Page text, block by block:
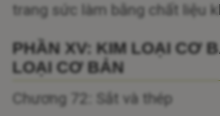
trang sức làm bằng chất liệu
PHẦN XV: KIM LOẠI CƠ
LOẠI CƠ BẢN
Chương 72: Sắt và thép